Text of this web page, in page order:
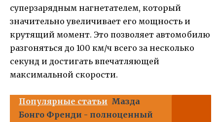
суперзарядным нагнетателем, который
значительно увеличивает его мощность и
крутящий момент. Это позволяет автомобилю
разгоняться до 100 км/ч всего за несколько
секунд и достигать впечатляющей
максимальной скорости.
Популярные статьи Мазда
Бонго Френди - полноценный